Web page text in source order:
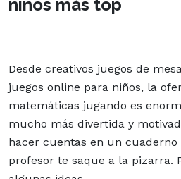
niños más top
Desde creativos juegos de
juegos online para niños, la
matemáticas jugando es
mucho más divertida y
hacer cuentas en un
profesor te saque a la pizarra.